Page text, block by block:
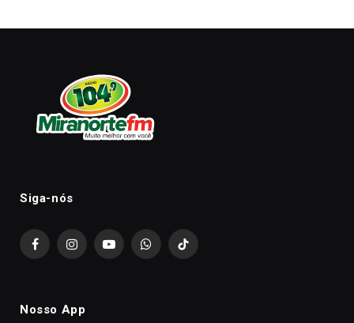
Siga-nós
FacebookInstagramYouTubeWhatsAppTikTok
Nosso App